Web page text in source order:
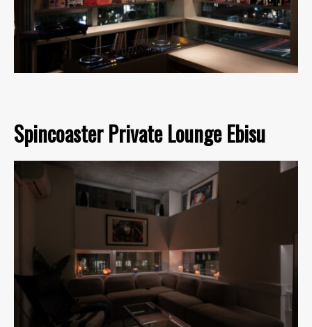
Spincoaster Private Lounge Ebisu